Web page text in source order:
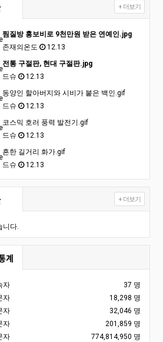
+ 더보기
찜질방 홍보비로 9천만원 받은 연예인.jpg
존재의온도
12.13
전통 구절판, 현대 구절판.jpg
드슈
12.13
동양인 할아버지와 시비가 붙은 백인.gif
드슈
12.13
코스믹 호러 풍력 발전기.gif
드슈
12.13
흔한 길거리 화가.gif
드슈
12.13
+ 더보기
니다.
계
자
37 명
자
18,298 명
자
32,046 명
자
201,859 명
자
774,814,950 명